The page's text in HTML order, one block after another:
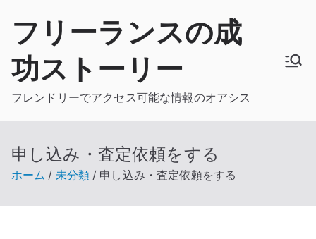
フリーランスの成
功ストーリー
フレンドリーでアクセス可能な情報のオアシス
申し込み・査定依頼をする
ホーム 未分類 申し込み・査定依頼をする